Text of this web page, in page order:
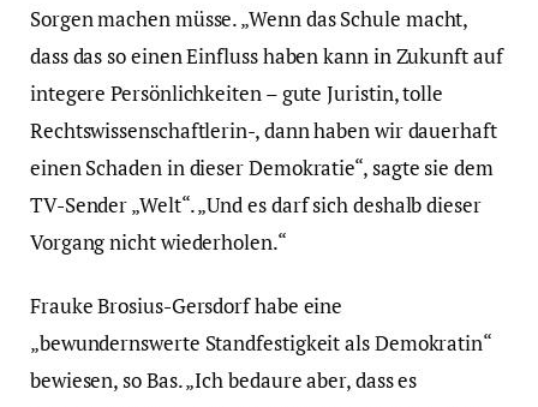
Sorgen machen müsse. „Wenn das Schule macht,
dass das so einen Einfluss haben kann in Zukunft auf
integere Persönlichkeiten – gute Juristin, tolle
Rechtswissenschaftlerin-, dann haben wir dauerhaft
einen Schaden in dieser Demokratie“, sagte sie dem
TV-Sender „Welt“. „Und es darf sich deshalb dieser
Vorgang nicht wiederholen.“
Frauke Brosius-Gersdorf habe eine
„bewundernswerte Standfestigkeit als Demokratin“
bewiesen, so Bas. „Ich bedaure aber, dass es